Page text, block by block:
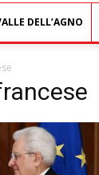
DELL’AGNO